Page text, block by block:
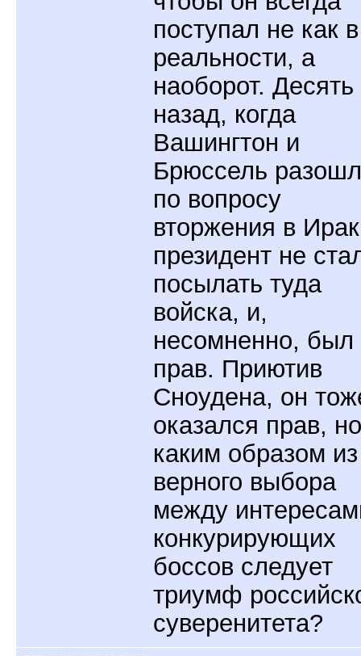
поступал не как в
реальности, а
наоборот. Десять
назад, когда
Вашингтон и
Брюссель
по вопросу
вторжения в
президент не
посылать туда
войска, и,
несомненно, был
прав. Приютив
Сноудена, он
оказался прав, но
каким образом из
верного выбора
между
конкурирующих
боссов следует
триумф
суверенитета?